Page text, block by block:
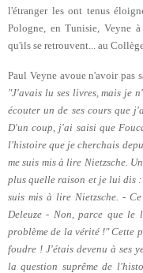
l'étranger les ont tenus
Pologne, en Tunisie, Veyne
qu'ils se retrouvent... au
Paul Veyne avoue n'avoir pas
"J'avais lu ses livres, mais je
écouter un de ses cours que
D'un coup, j'ai saisi que
l'histoire que je cherchais
me suis mis à lire Nietzsche.
plus quelle raison et je lui dis
suis mis à lire Nietzsche. -
Deleuze - Non, parce que
problème de la vérité !" Cette
foudre ! J'étais devenu à ses
la question suprême de